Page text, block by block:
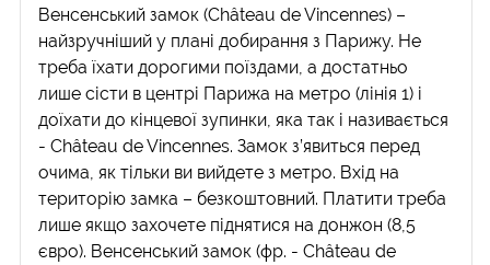
Венсенський замок (Château de Vincennes) –
найзручніший у плані добирання з Парижу. Не
треба їхати дорогими поїздами, а достатньо
лише сісти в центрі Парижа на метро (лінія 1) і
доїхати до кінцевої зупинки, яка так і називається
- Château de Vincennes. Замок з’явиться перед
очима, як тільки ви вийдете з метро. Вхід на
територію замка – безкоштовний. Платити треба
лише якщо захочете піднятися на донжон (8,5
євро). Венсенський замок (фр. - Château de